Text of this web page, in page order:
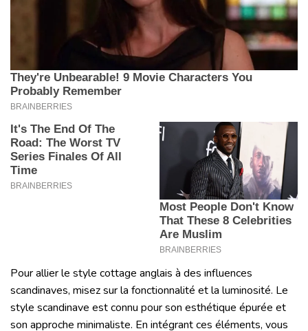
Pour allier le style cottage anglais à des influences
scandinaves, misez sur la fonctionnalité et la luminosité. Le
style scandinave est connu pour son esthétique épurée et
son approche minimaliste. En intégrant ces éléments, vous